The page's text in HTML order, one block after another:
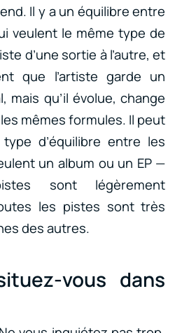
Il y a un équilibre entre
veulent le même type de
d’une sortie à l’autre, et
que l’artiste garde un
mais qu’il évolue, change
mêmes formules. Il peut
type d’équilibre entre les
un album ou un EP —
sont légèrement
les pistes sont très
des autres.
vous dans